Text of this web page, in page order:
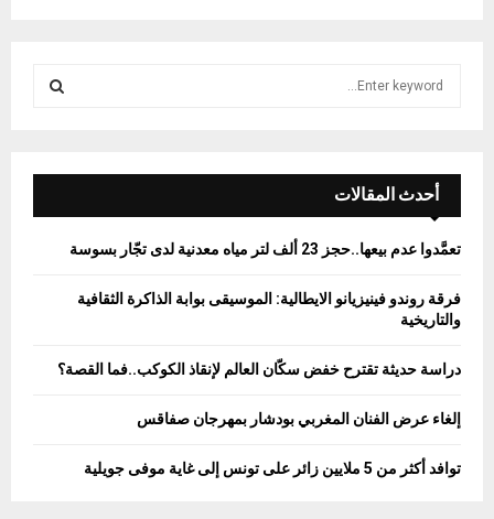
f
r
E
A
أحدث المقالات
تعمَّدوا عدم بيعها..حجز 23 ألف لتر مياه معدنية لدى تجّار بسوسة
فرقة روندو فينيزيانو الايطالية: الموسيقى بوابة الذاكرة الثقافية
والتاريخية
دراسة حديثة تقترح خفض سكّان العالم لإنقاذ الكوكب..فما القصة؟
إلغاء عرض الفنان المغربي بودشار بمهرجان صفاقس
توافد أكثر من 5 ملايين زائر على تونس إلى غاية موفى جويلية